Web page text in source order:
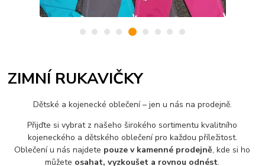
ZIMNÍ RUKAVIČKY
Dětské a kojenecké oblečení – jen u nás na prodejně.
Přijďte si vybrat z našeho širokého sortimentu kvalitního
kojeneckého a dětského oblečení pro každou příležitost.
Oblečení u nás najdete pouze v kamenné prodejně, kde si ho
můžete osahat, vyzkoušet a rovnou odnést.